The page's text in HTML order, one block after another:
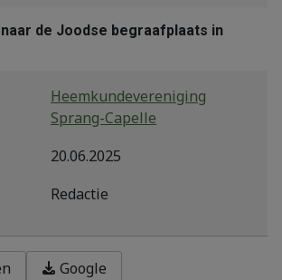
de Joodse begraafplaats in
Heemkundevereniging
Sprang-Capelle
20.06.2025
Redactie
Google